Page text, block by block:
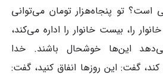
تو پنجاه‌هزار تومان می‌توانی
را، بیست خانوار را اداره می‌کند،
این‌ها خوشحال باشند. خدا
گفت: این روزها انفاق کنید، گفت: